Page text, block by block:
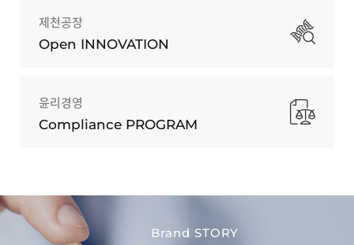
제천공장
Open INNOVATION
윤리경영
Compliance PROGRAM
Brand STORY